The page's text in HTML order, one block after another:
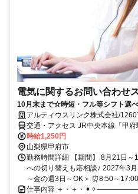
電気に関するお問い合わせ
10月末まで☆時短・フル等シフト選
アルティウスリンク株式会社/
交通・アクセス JR中央本線「甲
時給1,250円
山梨県甲府市
勤務時間詳細 【期間】 8月21日～
への切り替えも応相談♪ 2027年3
～金の週3日～OK＞ ⏰8:50～
仕事内容 ＋・＋・